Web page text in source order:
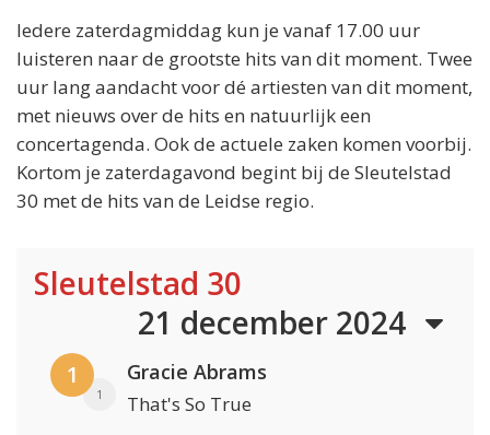
Iedere zaterdagmiddag kun je vanaf 17.00 uur
luisteren naar de grootste hits van dit moment. Twee
uur lang aandacht voor dé artiesten van dit moment,
met nieuws over de hits en natuurlijk een
concertagenda. Ook de actuele zaken komen voorbij.
Kortom je zaterdagavond begint bij de Sleutelstad
30 met de hits van de Leidse regio.
Sleutelstad 30
21 december 2024
1
1
Gracie Abrams
That's So True